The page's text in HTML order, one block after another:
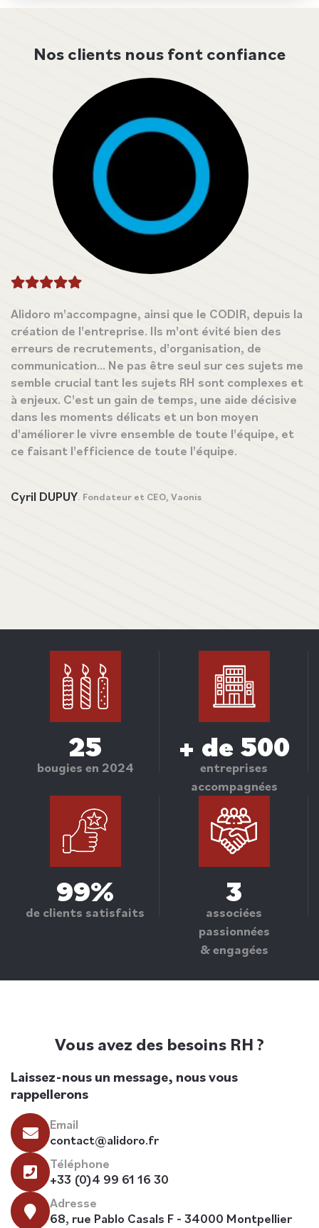
Nos clients nous font confiance
Alidoro m'accompagne, ainsi que le CODIR, depuis la
création de l'entreprise. Ils m'ont évité bien des
erreurs de recrutements, d'organisation, de
communication... Ne pas être seul sur ces sujets me
semble crucial tant les sujets RH sont complexes et
à enjeux. C'est un gain de temps, une aide décisive
dans les moments délicats et un bon moyen
d'améliorer le vivre ensemble de toute l'équipe, et
ce faisant l'efficience de toute l'équipe.
Cyril DUPUY. Fondateur et CEO, Vaonis
25
bougies en 2024
+ de 500
entreprises
accompagnées
99%
de clients satisfaits
3
associées
passionnées
& engagées
Vous avez des besoins RH ?
Laissez-nous un message, nous vous
rappellerons
Email
contact@alidoro.fr
Téléphone
+33 (0)4 99 61 16 30
Adresse
68, rue Pablo Casals F - 34000 Montpellier